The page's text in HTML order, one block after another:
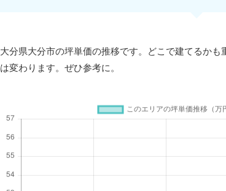
大分県大分市の坪単価の推移です。どこで建てるか
は変わります。ぜひ参考に。